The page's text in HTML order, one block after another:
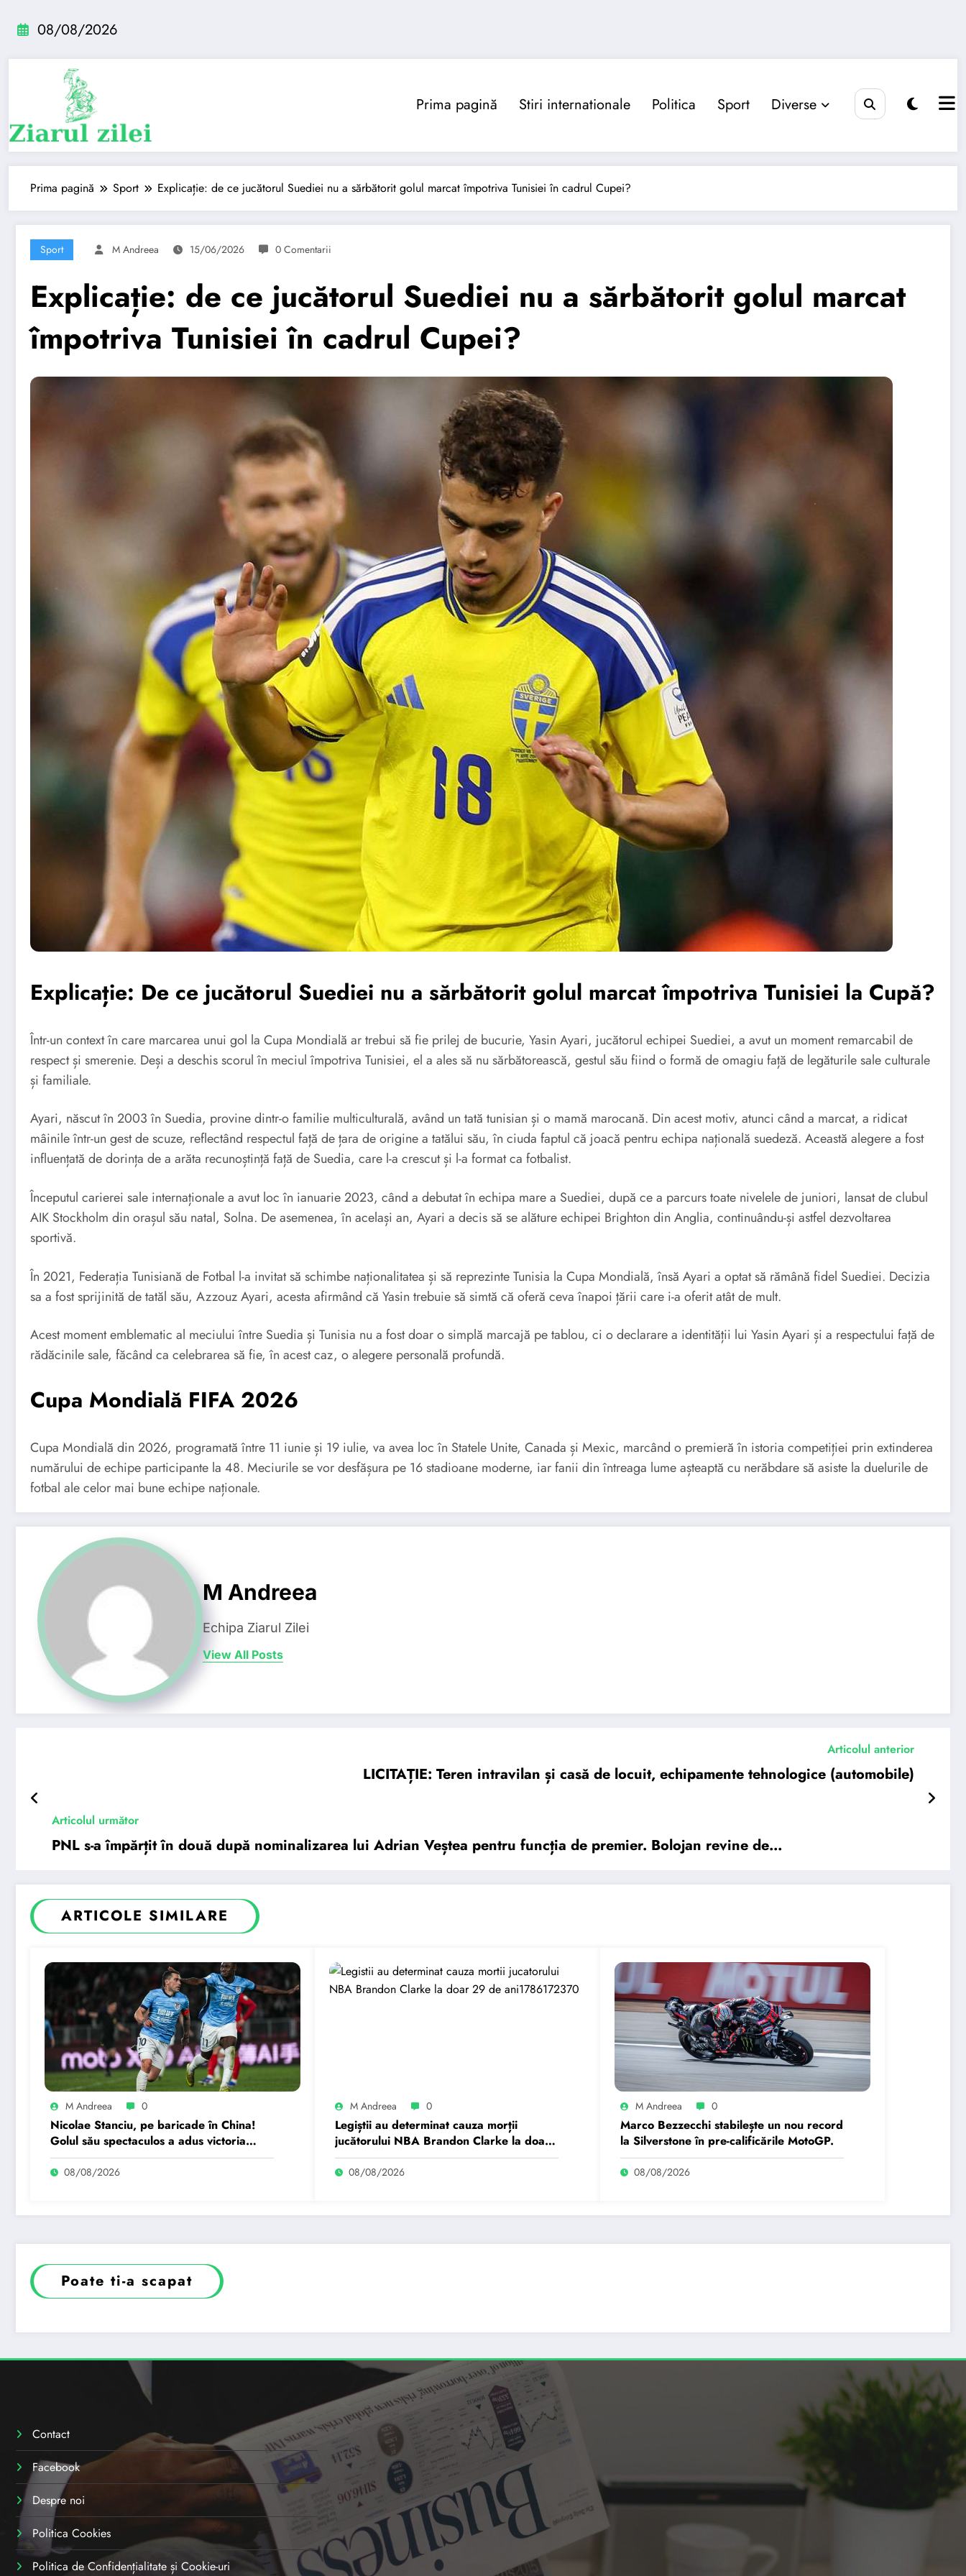
08/08/2026
Prima pagină Stiri internationale Politica Sport Diverse
Prima pagină Sport Explicație: de ce jucătorul Suediei nu a sărbătorit golul marcat împotriva Tunisiei în cadrul Cupei?
Sport M Andreea 15/06/2026 0 Comentarii
Explicație: de ce jucătorul Suediei nu a sărbătorit golul marcat
împotriva Tunisiei în cadrul Cupei?
Explicație: De ce jucătorul Suediei nu a sărbătorit golul marcat împotriva Tunisiei la Cupă?
Într-un context în care marcarea unui gol la Cupa Mondială ar trebui să fie prilej de bucurie, Yasin Ayari, jucătorul echipei Suediei, a avut un moment remarcabil de
respect și smerenie. Deși a deschis scorul în meciul împotriva Tunisiei, el a ales să nu sărbătorească, gestul său fiind o formă de omagiu față de legăturile sale culturale
și familiale.
Ayari, născut în 2003 în Suedia, provine dintr-o familie multiculturală, având un tată tunisian și o mamă marocană. Din acest motiv, atunci când a marcat, a ridicat
mâinile într-un gest de scuze, reflectând respectul față de țara de origine a tatălui său, în ciuda faptul că joacă pentru echipa națională suedeză. Această alegere a fost
influențată de dorința de a arăta recunoștință față de Suedia, care l-a crescut și l-a format ca fotbalist.
Începutul carierei sale internaționale a avut loc în ianuarie 2023, când a debutat în echipa mare a Suediei, după ce a parcurs toate nivelele de juniori, lansat de clubul
AIK Stockholm din orașul său natal, Solna. De asemenea, în același an, Ayari a decis să se alăture echipei Brighton din Anglia, continuându-și astfel dezvoltarea
sportivă.
În 2021, Federația Tunisiană de Fotbal l-a invitat să schimbe naționalitatea și să reprezinte Tunisia la Cupa Mondială, însă Ayari a optat să rămână fidel Suediei. Decizia
sa a fost sprijinită de tatăl său, Azzouz Ayari, acesta afirmând că Yasin trebuie să simtă că oferă ceva înapoi țării care i-a oferit atât de mult.
Acest moment emblematic al meciului între Suedia și Tunisia nu a fost doar o simplă marcajă pe tablou, ci o declarare a identității lui Yasin Ayari și a respectului față de
rădăcinile sale, făcând ca celebrarea să fie, în acest caz, o alegere personală profundă.
Cupa Mondială FIFA 2026
Cupa Mondială din 2026, programată între 11 iunie și 19 iulie, va avea loc în Statele Unite, Canada și Mexic, marcând o premieră în istoria competiției prin extinderea
numărului de echipe participante la 48. Meciurile se vor desfășura pe 16 stadioane moderne, iar fanii din întreaga lume așteaptă cu nerăbdare să asiste la duelurile de
fotbal ale celor mai bune echipe naționale.
M Andreea
Echipa Ziarul Zilei
View All Posts
Articolul anterior
LICITAȚIE: Teren intravilan și casă de locuit, echipamente tehnologice (automobile)
Articolul următor
PNL s-a împărțit în două după nominalizarea lui Adrian Veștea pentru funcția de premier. Bolojan revine de…
ARTICOLE SIMILARE
M Andreea 0
Nicolae Stanciu, pe baricade în China!
Golul său spectaculos a adus victoria
echipei!
08/08/2026
M Andreea 0
Legiștii au determinat cauza morții
jucătorului NBA Brandon Clarke la doar
29 de ani
08/08/2026
M Andreea 0
Marco Bezzecchi stabilește un nou record
la Silverstone în pre-calificările MotoGP.
08/08/2026
Poate ti-a scapat
Contact
Facebook
Despre noi
Politica Cookies
Politica de Confidențialitate și Cookie-uri